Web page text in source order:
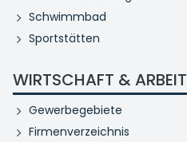
Schwimmbad
Sportstätten
WIRTSCHAFT & ARBEIT
Gewerbegebiete
Firmenverzeichnis